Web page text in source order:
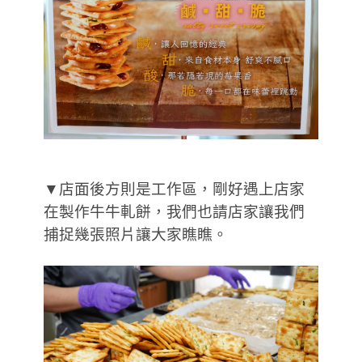
▼店面後方則是工作區，剛好遇上店家
在製作牛牛軋餅，我們也請店家讓我們
捕捉幾張照片讓大家瞧瞧。